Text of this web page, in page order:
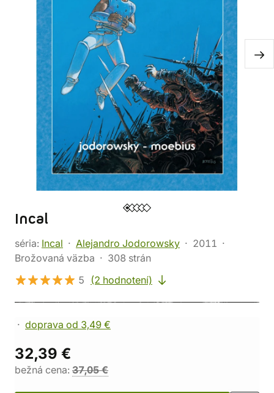
Incal
séria: Incal Alejandro Jodorowsky
2011
Brožovaná väzba
308 strán
5
(2 hodnotení)
doprava od 3,49 €
32,39 €
bežná cena: 37,05 €